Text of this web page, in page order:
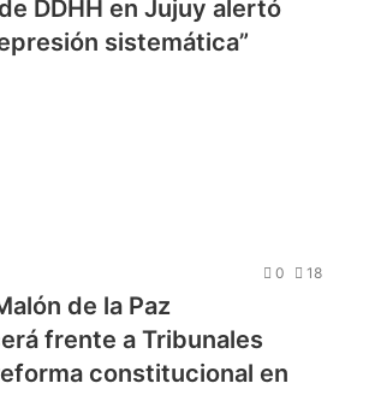
DDHH en Jujuy alertó
sistemática”
0 18
de la Paz
frente a Tribunales
constitucional en